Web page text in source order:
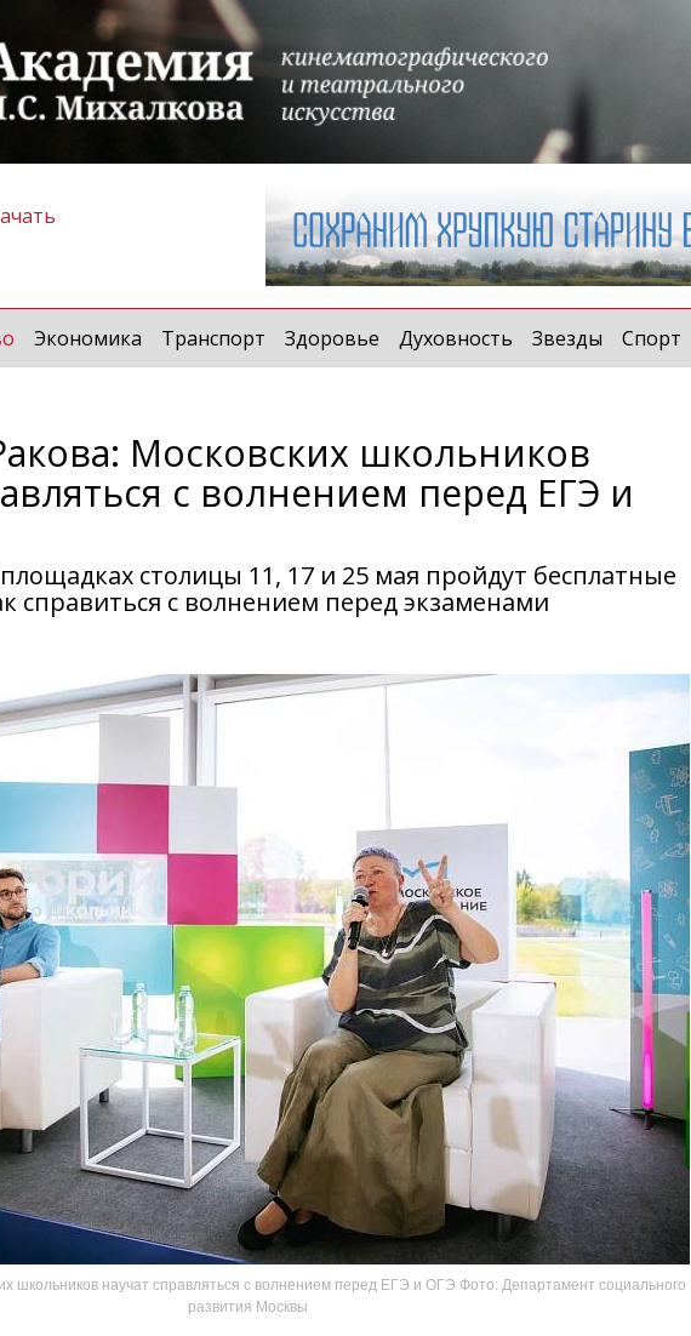
(current)
Экономика Транспорт Здоровье Духовность Звезды Спорт
Московских школьников
с волнением перед ЕГЭ и
столицы 11, 17 и 25 мая пройдут бесплатные
справиться с волнением перед экзаменами
школьников научат справляться с волнением перед ЕГЭ и ОГЭ Фото: Департамент социального
развития Москвы